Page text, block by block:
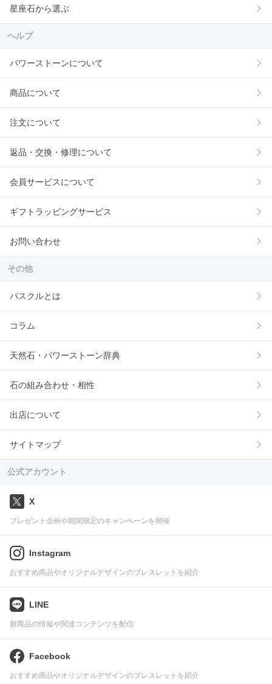
星座石から選ぶ
ヘルプ
パワーストーンについて
商品について
注文について
返品・交換・修理について
会員サービスについて
ギフトラッピングサービス
お問い合わせ
その他
パスクルとは
コラム
天然石・パワーストーン辞典
石の組み合わせ・相性
出店について
サイトマップ
公式アカウント
X
プレゼント企画や期間限定のキャンペーンを開催
Instagram
おすすめ商品やオリジナルデザインのブレスレットを紹介
LINE
新商品の情報や関連コンテンツを配信
Facebook
おすすめ商品やオリジナルデザインのブレスレットを紹介